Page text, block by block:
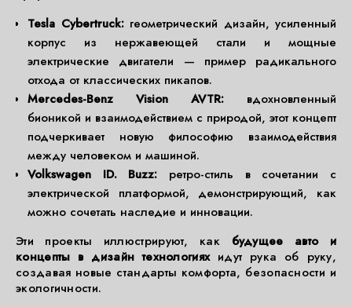
Tesla Cybertruck:геометрический дизайн, усиленный
корпус из нержавеющей стали и мощные
электрические двигатели — пример радикального
отхода от классических пикапов.
Mercedes-Benz Vision AVTR: вдохновленный
бионикой и взаимодействием с природой, этот концепт
подчеркивает новую философию взаимодействия
между человеком и машиной.
Volkswagen ID. Buzz: ретро-стиль в сочетании с
электрической платформой, демонстрирующий, как
можно сочетать наследие и инновации.
Эти проекты иллюстрируют, как будущее авто и
концепты в дизайн технологияхидут рука об руку,
создавая новые стандарты комфорта, безопасности и
экологичности.